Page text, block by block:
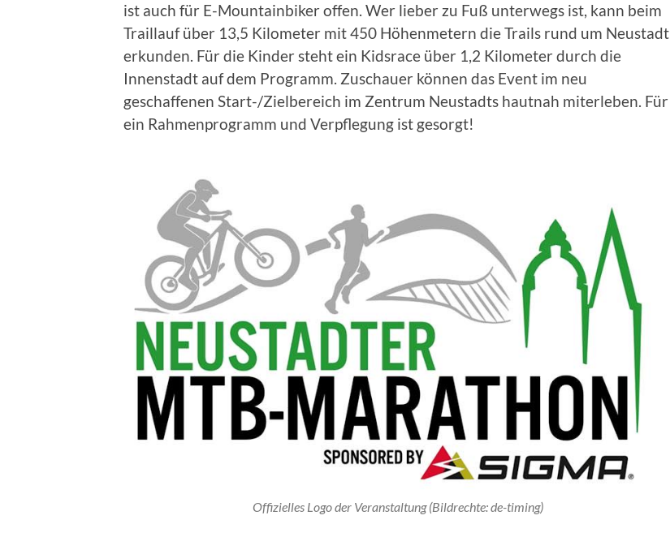
ist auch für E-Mountainbiker offen. Wer lieber zu Fuß unterwegs ist, kann beim
Traillauf über 13,5 Kilometer mit 450 Höhenmetern die Trails rund um Neustadt
erkunden. Für die Kinder steht ein Kidsrace über 1,2 Kilometer durch die
Innenstadt auf dem Programm. Zuschauer können das Event im neu
geschaffenen Start-/Zielbereich im Zentrum Neustadts hautnah miterleben. Für
ein Rahmenprogramm und Verpflegung ist gesorgt!
Offizielles Logo der Veranstaltung (Bildrechte: de-timing)